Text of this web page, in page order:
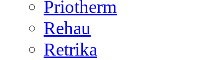
Priotherm
Rehau
Retrika